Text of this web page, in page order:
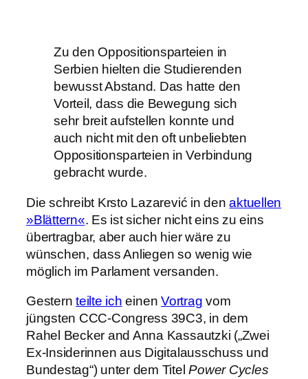
Zu den Oppositionsparteien in
Serbien hielten die Studierenden
bewusst Abstand. Das hatte den
Vorteil, dass die Bewegung sich
sehr breit aufstellen konnte und
auch nicht mit den oft unbeliebten
Oppositionsparteien in Verbindung
gebracht wurde.
Die schreibt Krsto Lazarević in denaktuellen
»Blättern«. Es ist sicher nicht eins zu eins
übertragbar, aber auch hier wäre zu
wünschen, dass Anliegen so wenig wie
möglich im Parlament versanden.
Gesternteilte ich einenVortrag vom
jüngsten CCC-Congress 39C3, in dem
Rahel Becker and Anna Kassautzki („Zwei
Ex-Insiderinnen aus Digitalausschuss und
Bundestag“) unter dem TitelPower Cycles